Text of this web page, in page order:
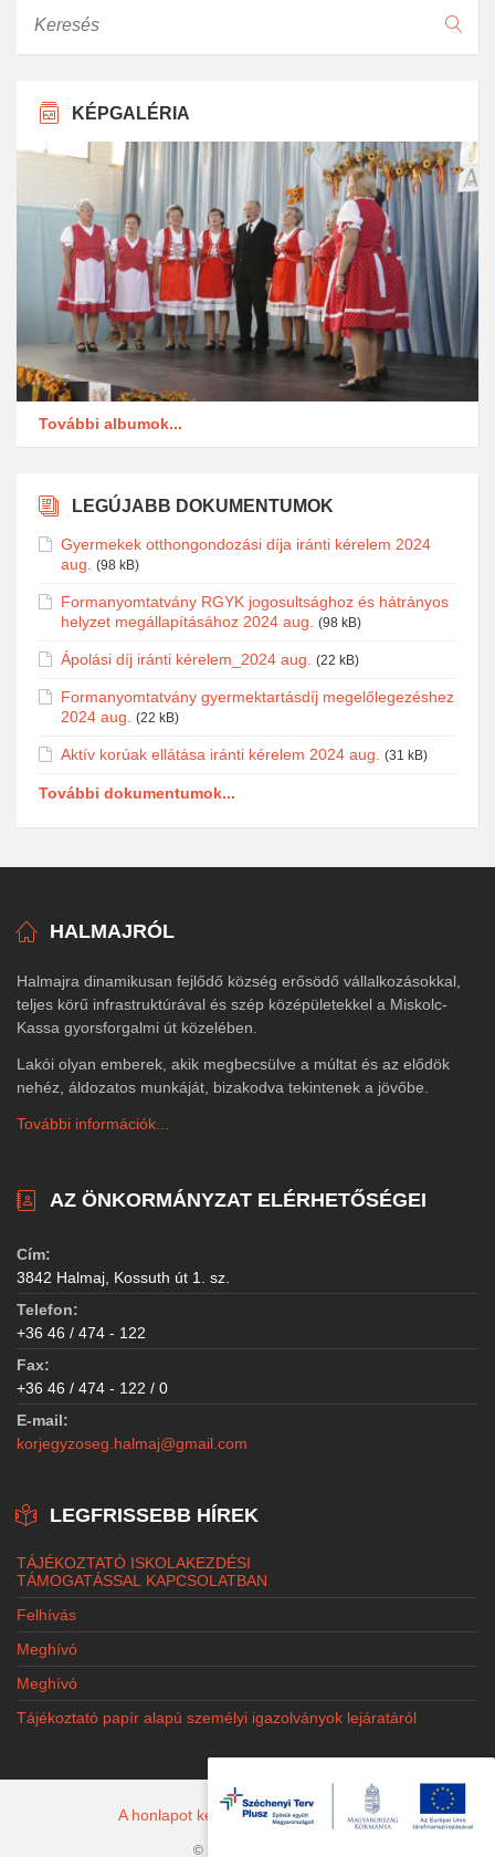
KÉPGALÉRIA
További albumok...
LEGÚJABB DOKUMENTUMOK
Gyermekek otthongondozási díja iránti kérelem 2024
aug.
(98 kB)
Formanyomtatvány RGYK jogosultsághoz és hátrányos
helyzet megállapításához 2024 aug.
(98 kB)
Ápolási díj iránti kérelem_2024 aug. (22 kB)
Formanyomtatvány gyermektartásdíj megelőlegezéshez
2024 aug.
(22 kB)
Aktív korúak ellátása iránti kérelem 2024 aug. (31 kB)
További dokumentumok...
HALMAJRÓL
Halmajra dinamikusan fejlődő község erősödő vállalkozásokkal,
teljes körű infrastruktúrával és szép középületekkel a Miskolc-
Kassa gyorsforgalmi út közelében.
Lakói olyan emberek, akik megbecsülve a múltat és az elődök
nehéz, áldozatos munkáját, bizakodva tekintenek a jövőbe.
További információk...
AZ ÖNKORMÁNYZAT ELÉRHETŐSÉGEI
Cím:
3842 Halmaj, Kossuth út 1. sz.
Telefon:
+36 46 / 474 - 122
Fax:
+36 46 / 474 - 122 / 0
E-mail:
korjegyzoseg.halmaj@gmail.com
LEGFRISSEBB HÍREK
TÁJÉKOZTATÓ ISKOLAKEZDÉSI
TÁMOGATÁSSAL KAPCSOLATBAN
Felhívás
Meghívó
Meghívó
Tájékoztató papír alapú személyi igazolványok lejáratáról
A honlapot készítette: Jacobi Marketing
© 2026 Halmaj.hu